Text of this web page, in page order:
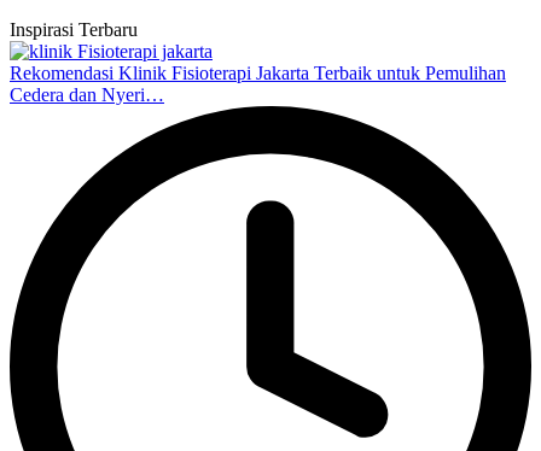
Inspirasi Terbaru
Rekomendasi Klinik Fisioterapi Jakarta Terbaik untuk Pemulihan
Cedera dan Nyeri…